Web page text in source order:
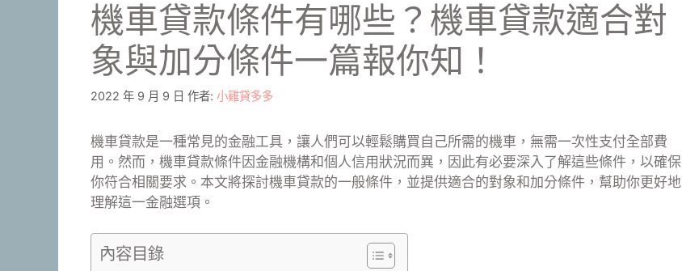
機車貸款條件有哪些？機車貸款適合對
象與加分條件一篇報你知！
2022 年 9 月 9 日 作者: 小雞貸多多
機車貸款是一種常見的金融工具，讓人們可以輕鬆購買自己所需的機車，無需一次性支付全部費
用。然而，機車貸款條件因金融機構和個人信用狀況而異，因此有必要深入了解這些條件，以確保
你符合相關要求。本文將探討機車貸款的一般條件，並提供適合的對象和加分條件，幫助你更好地
理解這一金融選項。
內容目錄